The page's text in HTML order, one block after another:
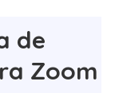
de
Zoom